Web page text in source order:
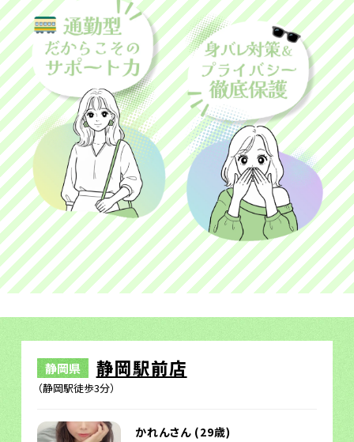
静岡県 静岡駅前店
（静岡駅徒歩3分）
かれんさん (29歳)